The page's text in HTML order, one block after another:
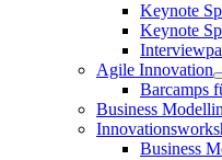
Keynote
Keynote
Agile Innovation
Barcamps
Business
Business